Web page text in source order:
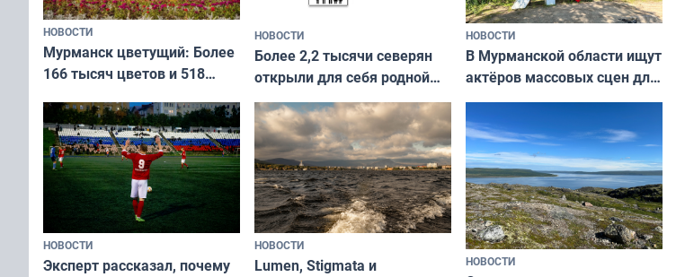
НОВОСТИ
Мурманск цветущий: Более
166 тысяч цветов и 518
НОВОСТИ
Более 2,2 тысячи северян
открыли для себя родной
край в рамках проекта
«Туризм для своих»
НОВОСТИ
В Мурманской области ищут
актёров массовых сцен для
съёмок в
короткометражном фильме
НОВОСТИ
Эксперт рассказал, почему
НОВОСТИ
Lumen, Stigmata и
НОВОСТИ